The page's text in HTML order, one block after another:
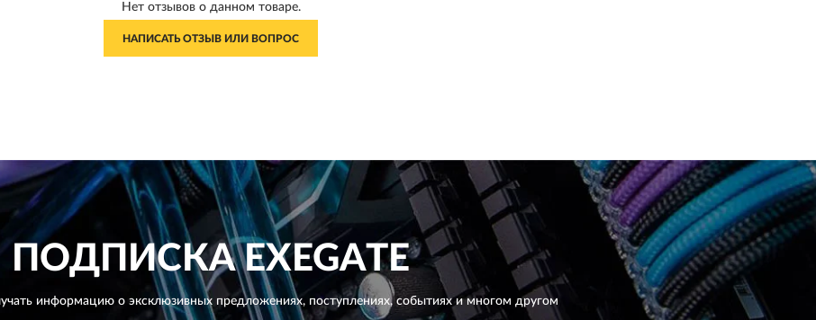
Нет отзывов о данном товаре.
НАПИСАТЬ ОТЗЫВ ИЛИ ВОПРОС
ПОДПИСКАEXEGATE
информацию о эксклюзивных предложениях,поступлениях, событиях и многом другом